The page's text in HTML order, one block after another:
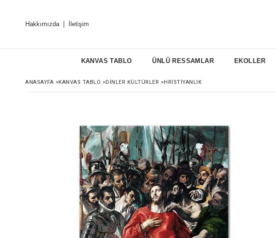
Hakkımızda İletişim
KANVAS TABLO ÜNLÜ RESSAMLAR EKOLLER
ANASAYFA >KANVAS TABLO >DINLER KÜLTÜRLER >HRISTIYANLIK